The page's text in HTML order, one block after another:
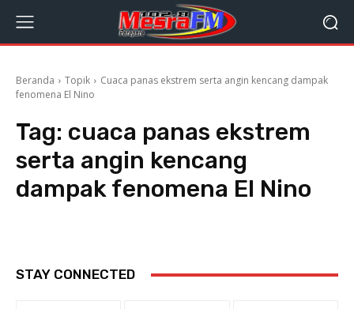
Beranda Topik
Cuaca panas ekstrem serta angin kencang dampak
fenomena El Nino
Tag: cuaca panas ekstrem
serta angin kencang
dampak fenomena El Nino
STAY CONNECTED